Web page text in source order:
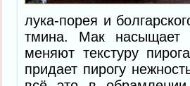
лука-порея и
тмина. Мак насыщает
меняют текстуру
придает пирогу